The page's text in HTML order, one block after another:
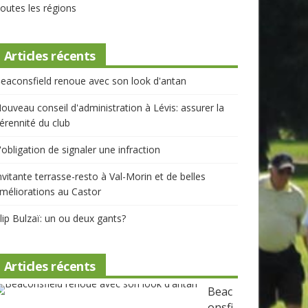
les régions
Articles récents
renoue avec son look d'antan
conseil d'administration à Lévis: assurer la
du club
de signaler une infraction
terrasse-resto à Val-Morin et de belles
au Castor
Bulzaï: un ou deux gants?
Articles récents
Beac